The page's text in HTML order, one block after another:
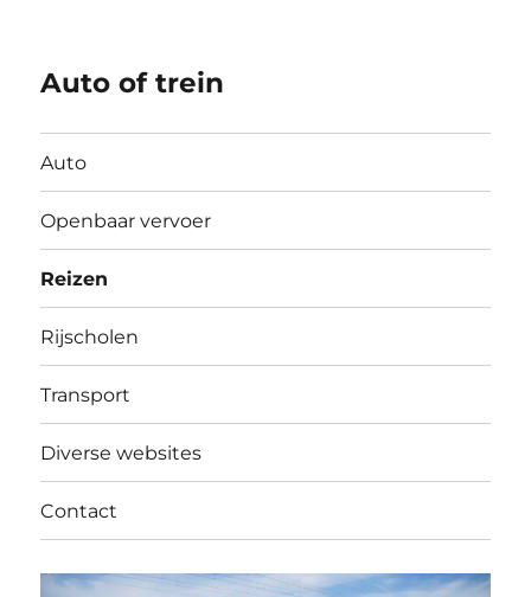
Auto of trein
Auto
Openbaar vervoer
Reizen
Rijscholen
Transport
Diverse websites
Contact